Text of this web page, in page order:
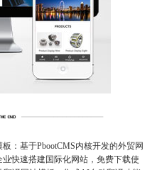
板：基于PbootCMS内核开发的外贸网
快速搭建国际化网站，免费下载使